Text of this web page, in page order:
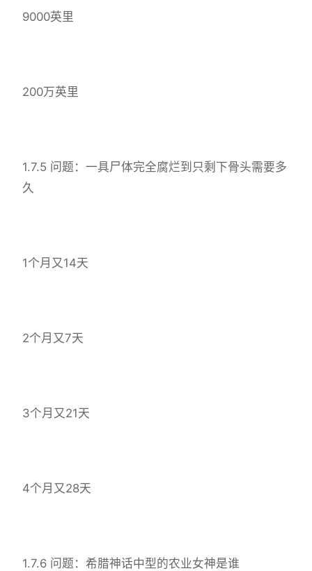
9000英里
200万英里
1.7.5 问题：一具尸体完全腐烂到只剩下骨头需要多
久
1个月又14天
2个月又7天
3个月又21天
4个月又28天
1.7.6 问题：希腊神话中型的农业女神是谁